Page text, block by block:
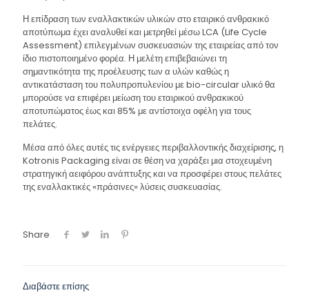
Η επίδραση των εναλλακτικών υλικών στο εταιρικό ανθρακικό
αποτύπωμα έχει αναλυθεί και μετρηθεί μέσω LCA (Life Cycle
Assessment) επιλεγμένων συσκευασιών της εταιρείας από τον
ίδιο πιστοποιημένο φορέα. Η μελέτη επιβεβαιώνει τη
σημαντικότητα της προέλευσης των α υλών καθώς η
αντικατάσταση του πολυπροπυλενίου με bio-circular υλικό θα
μπορούσε να επιφέρει μείωση του εταιρικού ανθρακικού
αποτυπώματος έως και 85% με αντίστοιχα οφέλη για τους
πελάτες.
Μέσα από όλες αυτές τις ενέργειες περιβαλλοντικής διαχείρισης, η
Kotronis Packaging είναι σε θέση να χαράξει μια στοχευμένη
στρατηγική αειφόρου ανάπτυξης και να προσφέρει στους πελάτες
της εναλλακτικές «πράσινες» λύσεις συσκευασίας.
Share
Διαβάστε επίσης